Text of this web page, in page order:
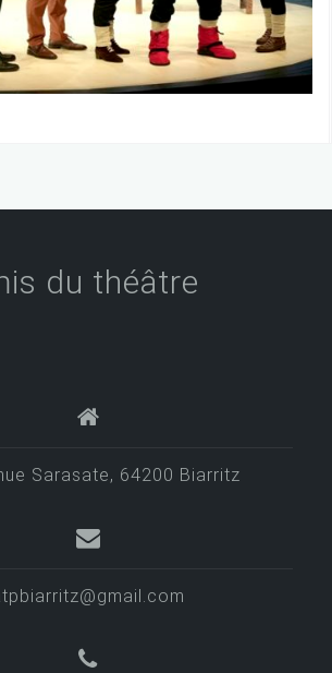
du théâtre
Sarasate, 64200 Biarritz